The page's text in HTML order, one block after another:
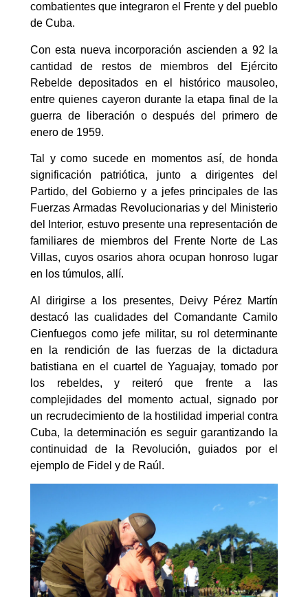
combatientes que integraron el Frente y del pueblo
de Cuba.
Con esta nueva incorporación ascienden a 92 la
cantidad de restos de miembros del Ejército
Rebelde depositados en el histórico mausoleo,
entre quienes cayeron durante la etapa final de la
guerra de liberación o después del primero de
enero de 1959.
Tal y como sucede en momentos así, de honda
significación patriótica, junto a dirigentes del
Partido, del Gobierno y a jefes principales de las
Fuerzas Armadas Revolucionarias y del Ministerio
del Interior, estuvo presente una representación de
familiares de miembros del Frente Norte de Las
Villas, cuyos osarios ahora ocupan honroso lugar
en los túmulos, allí.
Al dirigirse a los presentes, Deivy Pérez Martín
destacó las cualidades del Comandante Camilo
Cienfuegos como jefe militar, su rol determinante
en la rendición de las fuerzas de la dictadura
batistiana en el cuartel de Yaguajay, tomado por
los rebeldes, y reiteró que frente a las
complejidades del momento actual, signado por
un recrudecimiento de la hostilidad imperial contra
Cuba, la determinación es seguir garantizando la
continuidad de la Revolución, guiados por el
ejemplo de Fidel y de Raúl.